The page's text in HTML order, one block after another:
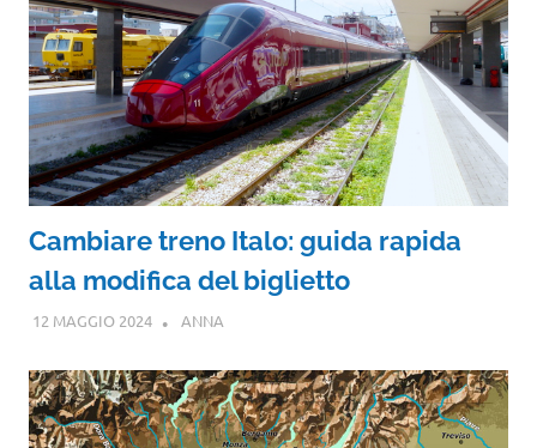
Cambiare treno Italo: guida rapida
alla modifica del biglietto
12 MAGGIO 2024 ANNA